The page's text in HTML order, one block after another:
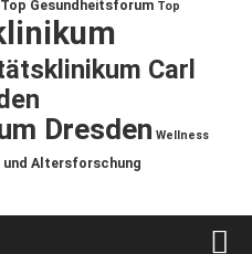
Top Gesundheitsforum Top
Carl
Dresden Wellness
und Altersforschung